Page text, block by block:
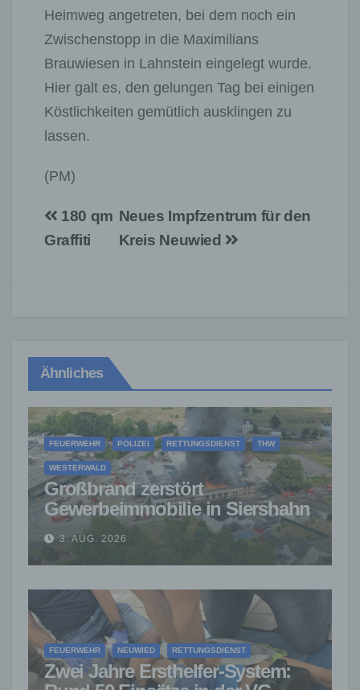
Heimweg angetreten, bei dem noch ein
Zwischenstopp in die Maximilians
Brauwiesen in Lahnstein eingelegt wurde.
Hier galt es, den gelungen Tag bei einigen
Köstlichkeiten gemütlich ausklingen zu
lassen.
(PM)
Beitragsnavigation
Neues Impfzentrum für den
Kreis Neuwied
180 qm
Graffiti
Ähnliches
FEUERWEHR POLIZEI RETTUNGSDIENST THW
WESTERWALD
Großbrand zerstört
Gewerbeimmobilie in Siershahn
– Millionenschaden entstanden
3. AUG. 2026
FEUERWEHR NEUWIED RETTUNGSDIENST
Zwei Jahre Ersthelfer-System: